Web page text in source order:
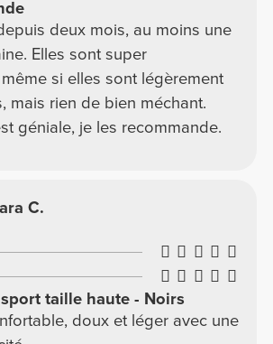
deux mois, au moins une
Elles sont super
si elles sont légèrement
mais rien de bien méchant.
géniale, je les recommande.
C.
taille haute - Noirs
doux et léger avec une